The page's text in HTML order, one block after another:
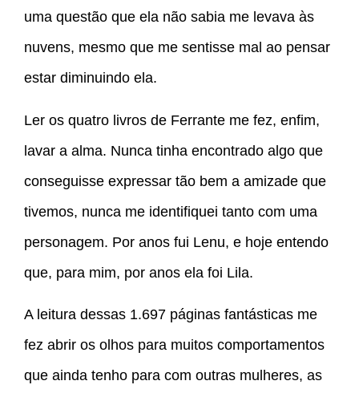
uma questão que ela não sabia me levava às
nuvens, mesmo que me sentisse mal ao pensar
estar diminuindo ela.
Ler os quatro livros de Ferrante me fez, enfim,
lavar a alma. Nunca tinha encontrado algo que
conseguisse expressar tão bem a amizade que
tivemos, nunca me identifiquei tanto com uma
personagem. Por anos fui Lenu, e hoje entendo
que, para mim, por anos ela foi Lila.
A leitura dessas 1.697 páginas fantásticas me
fez abrir os olhos para muitos comportamentos
que ainda tenho para com outras mulheres, as